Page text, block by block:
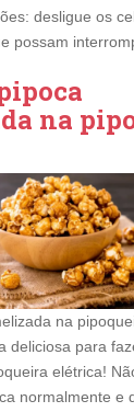
desligue os
possam
na
na
deliciosa para
elétrica!
normalmente e